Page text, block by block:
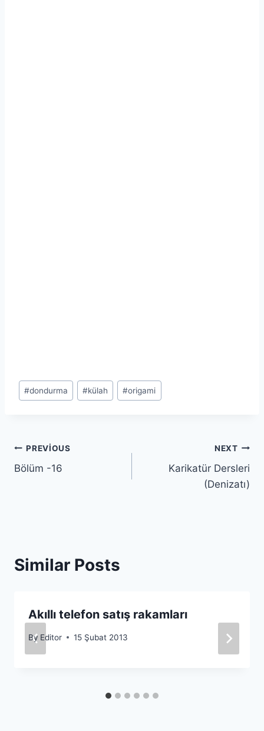
Post
Tags:
#dondurma #külah #origami
Yazı
gezinmesi
PREVIOUS
Bölüm -16
NEXT
Karikatür Dersleri
(Denizatı)
Similar Posts
Akıllı telefon satış rakamları
By Editor 15 Şubat 2013